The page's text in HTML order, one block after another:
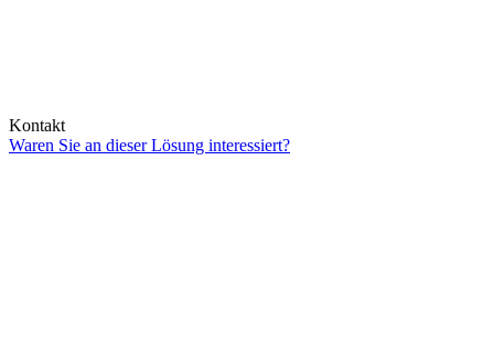
Kontakt
Waren Sie an dieser Lösung interessiert?